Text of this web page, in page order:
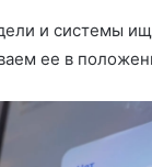
и системы
ее в